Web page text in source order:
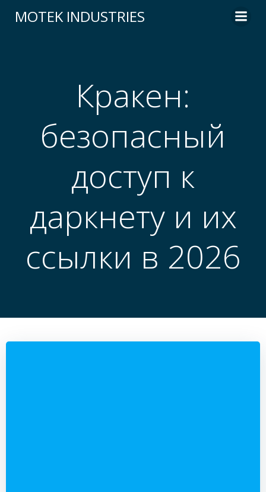
to
MOTEK INDUSTRIES
Кракен:
безопасный
доступ к
даркнету и их
ссылки в 2026